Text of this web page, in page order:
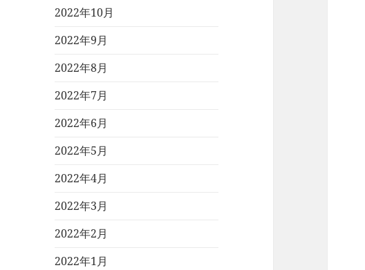
2022年10月
2022年9月
2022年8月
2022年7月
2022年6月
2022年5月
2022年4月
2022年3月
2022年2月
2022年1月